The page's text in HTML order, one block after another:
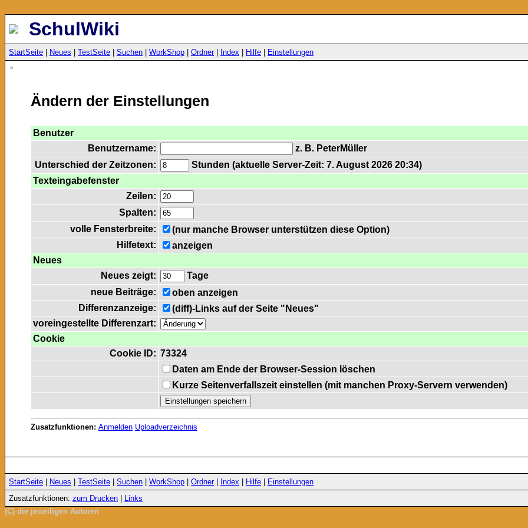
SchulWiki
StartSeite Neues TestSeite Suchen WorkShop Ordner| Index Hilfe Einstellungen
»
Ändern der Einstellungen
Benutzer
Benutzername:
z. B. PeterMüller
Unterschied der Zeitzonen:
Stunden (aktuelle Server-Zeit: 7. August 2026 20:34)
Texteingabefenster
Zeilen:
Spalten:
volle Fensterbreite:
(nur manche Browser unterstützen diese Option)
Hilfetext:
anzeigen
Neues
Neues zeigt:
Tage
neue Beiträge:
oben anzeigen
Differenzanzeige:
(diff)-Links auf der Seite "Neues"
voreingestellte Differenzart:
Cookie
Cookie ID: 73324
Daten am Ende der Browser-Session löschen
Kurze Seitenverfallszeit einstellen (mit manchen Proxy-Servern verwenden)
Zusatzfunktionen: Anmelden Uploadverzeichnis
StartSeite Neues TestSeite Suchen WorkShop Ordner| Index Hilfe
Einstellungen
Zusatzfunktionen: zum Drucken
Links
(C) die jeweiligen Autoren